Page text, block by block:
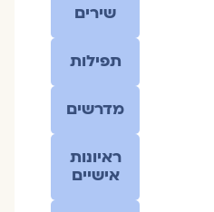
שירים
תפילות
מדרשים
ראיונות
אישיים